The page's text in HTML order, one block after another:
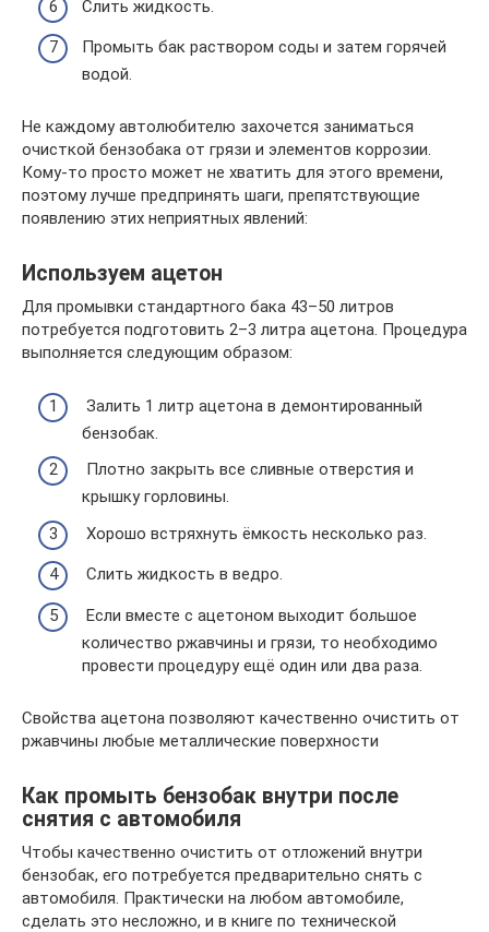
Слить жидкость.
Промыть бак раствором соды и затем горячей
водой.
Не каждому автолюбителю захочется заниматься
очисткой бензобака от грязи и элементов коррозии.
Кому-то просто может не хватить для этого времени,
поэтому лучше предпринять шаги, препятствующие
появлению этих неприятных явлений:
Используем ацетон
Для промывки стандартного бака 43–50 литров
потребуется подготовить 2–3 литра ацетона. Процедура
выполняется следующим образом:
Залить 1 литр ацетона в демонтированный
бензобак.
Плотно закрыть все сливные отверстия и
крышку горловины.
Хорошо встряхнуть ёмкость несколько раз.
Слить жидкость в ведро.
Если вместе с ацетоном выходит большое
количество ржавчины и грязи, то необходимо
провести процедуру ещё один или два раза.
Свойства ацетона позволяют качественно очистить от
ржавчины любые металлические поверхности
Как промыть бензобак внутри после
снятия с автомобиля
Чтобы качественно очистить от отложений внутри
бензобак, его потребуется предварительно снять с
автомобиля. Практически на любом автомобиле,
сделать это несложно, и в книге по технической